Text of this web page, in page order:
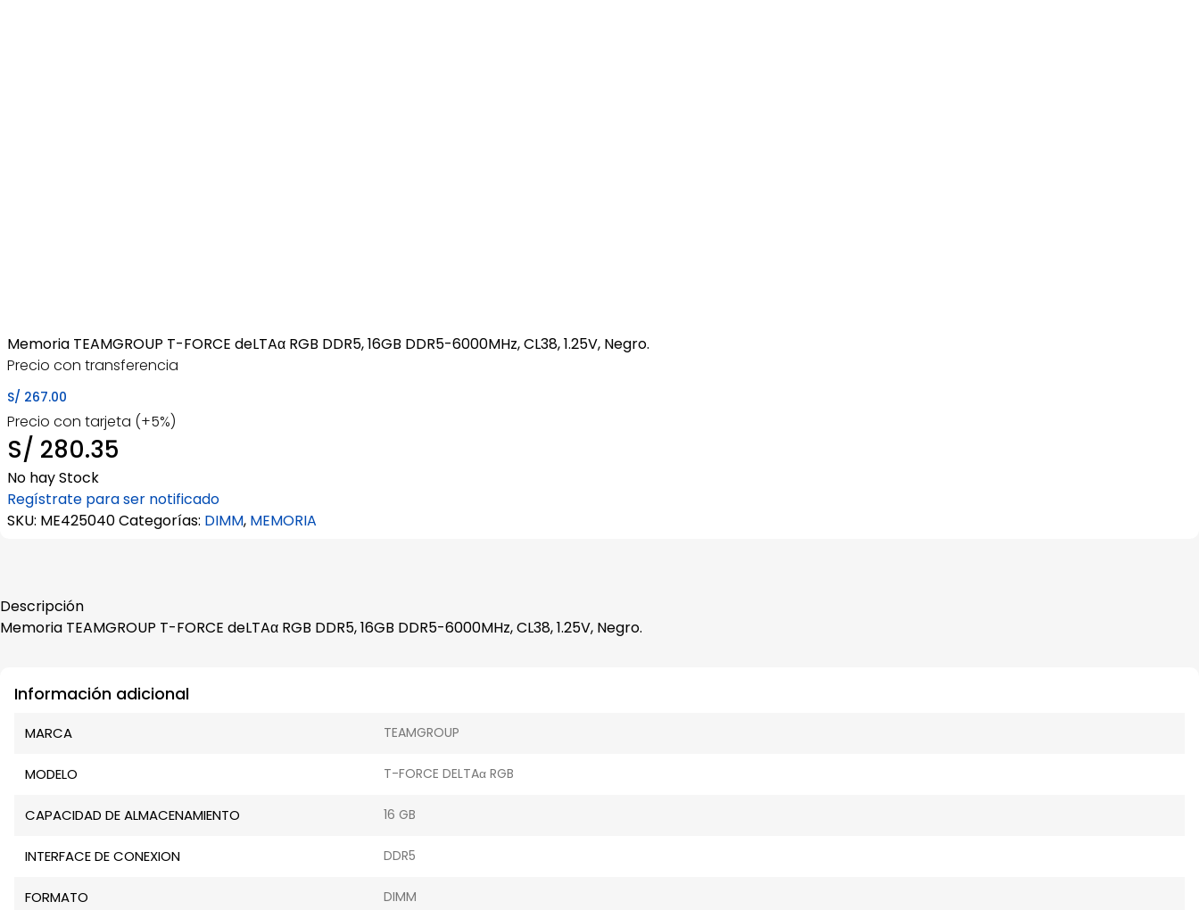
Memoria TEAMGROUP T-FORCE deLTAα RGB DDR5, 16GB DDR5-6000MHz, CL38, 1.25V, Negro.
Precio con transferencia
S/ 267.00
Precio con tarjeta (+5%)
S/ 280.35
No hay Stock
Regístrate para ser notificado
SKU: ME425040Categorías: DIMM, MEMORIA
Descripción
Memoria TEAMGROUP T-FORCE deLTAα RGB DDR5, 16GB DDR5-6000MHz, CL38, 1.25V, Negro.
Información adicional
MARCA TEAMGROUP
MODELO T-FORCE DELTAα RGB
CAPACIDAD DE ALMACENAMIENTO 16 GB
INTERFACE DE CONEXION DDR5
FORMATO DIMM